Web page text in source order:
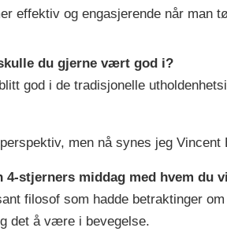
effektiv og engasjerende når man
du gjerne vært god i?
god i de tradisjonelle
men nå synes jeg Vincent
stjerners middag med hvem du
filosof som hadde betraktinger
det å være i bevegelse.